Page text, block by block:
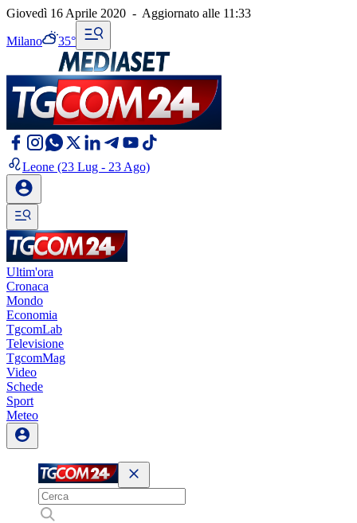
Giovedì 16 Aprile 2020 - Aggiornato alle 11:33
Milano 35°
Leone (23 Lug - 23 Ago)
Ultim'ora
Cronaca
Mondo
Economia
TgcomLab
Televisione
TgcomMag
Video
Schede
Sport
Meteo